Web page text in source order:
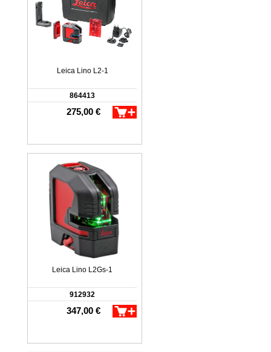
Leica Lino L2-1
864413
275,00 €
Leica Lino L2Gs-1
912932
347,00 €